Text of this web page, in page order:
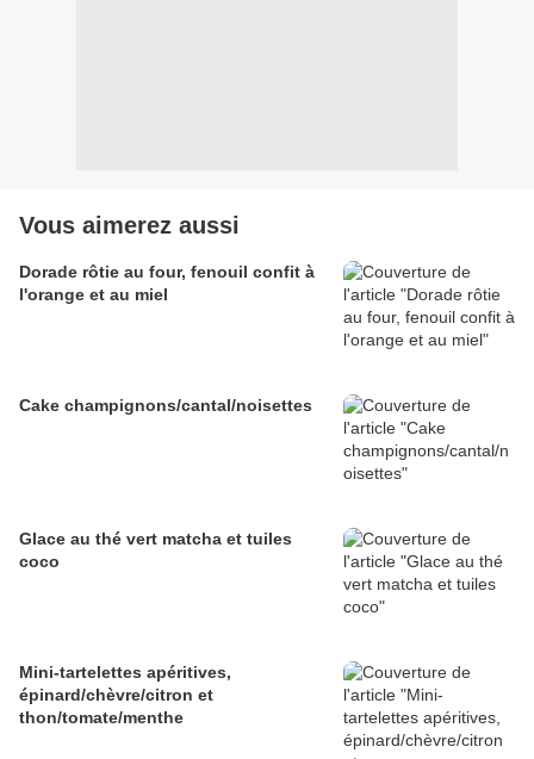
Vous aimerez aussi
Dorade rôtie au four, fenouil confit à
l'orange et au miel
Cake champignons/cantal/noisettes
Glace au thé vert matcha et tuiles
coco
Mini-tartelettes apéritives,
épinard/chèvre/citron et
thon/tomate/menthe